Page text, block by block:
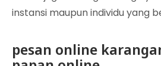
instansi maupun individu yang
pesan online